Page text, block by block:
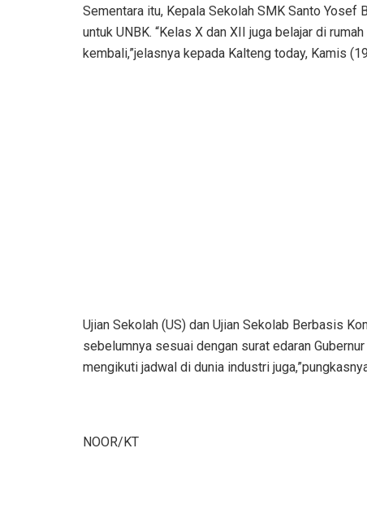
Sementara itu, Kepala Sekolah SMK Santo Yosef
untuk UNBK. “Kelas X dan XII juga belajar di
kembali,”jelasnya kepada Kalteng today, Kamis
Ujian Sekolah (US) dan Ujian Sekolab Berbasis
sebelumnya sesuai dengan surat edaran
mengikuti jadwal di dunia industri
NOOR/KT